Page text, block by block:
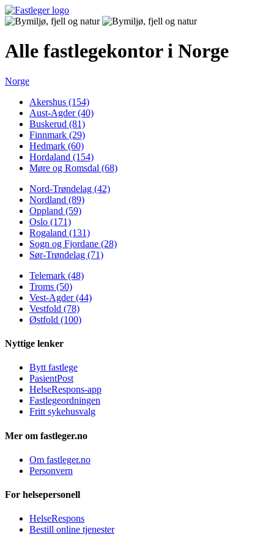
Alle fastlegekontor i Norge
Norge
Akershus (154)
Aust-Agder (40)
Buskerud (81)
Finnmark (29)
Hedmark (60)
Hordaland (154)
Møre og Romsdal (68)
Nord-Trøndelag (42)
Nordland (89)
Oppland (59)
Oslo (171)
Rogaland (131)
Sogn og Fjordane (28)
Sør-Trøndelag (71)
Telemark (48)
Troms (50)
Vest-Agder (44)
Vestfold (78)
Østfold (100)
Nyttige lenker
Bytt fastlege
PasientPost
HelseRespons-app
Fastlegeordningen
Fritt sykehusvalg
Mer om fastleger.no
Om fastleger.no
Personvern
For helsepersonell
HelseRespons
Bestill online tjenester